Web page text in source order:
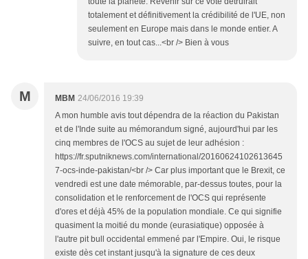
totalement et définitivement la crédibilité de l'UE, non
seulement en Europe mais dans le monde entier. A
suivre, en tout cas...<br /> Bien à vous
M MBM 24/06/2016 19:39
A mon humble avis tout dépendra de la réaction du Pakistan
et de l'Inde suite au mémorandum signé, aujourd'hui par les
cinq membres de l'OCS au sujet de leur adhésion :
https://fr.sputniknews.com/international/20160624102613645
7-ocs-inde-pakistan/<br /> Car plus important que le Brexit, ce
vendredi est une date mémorable, par-dessus toutes, pour la
consolidation et le renforcement de l'OCS qui représente
d'ores et déjà 45% de la population mondiale. Ce qui signifie
quasiment la moitié du monde (eurasiatique) opposée à
l'autre pit bull occidental emmené par l'Empire. Oui, le risque
existe dès cet instant jusqu'à la signature de ces deux